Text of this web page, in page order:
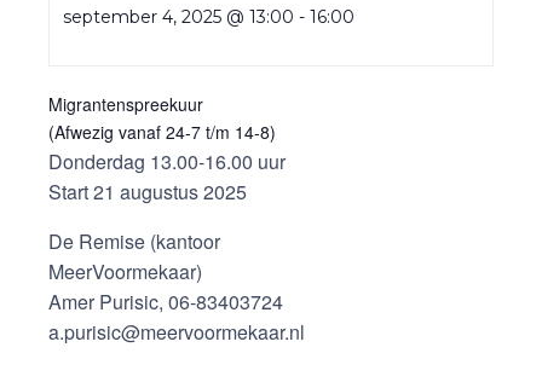
september 4, 2025 @ 13:00 -16:00
Migrantenspreekuur
(Afwezig vanaf 24-7 t/m 14-8)
Donderdag 13.00-16.00 uur
Start 21 augustus 2025
De Remise (kantoor
MeerVoormekaar)
Amer Purisic, 06-83403724
a.purisic@meervoormekaar.nl